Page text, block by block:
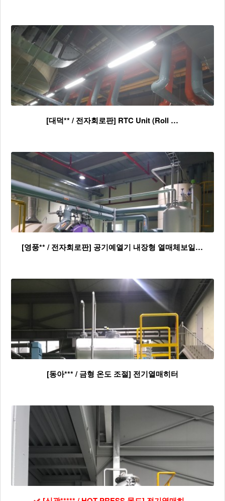
[대덕** / 전자회로판] RTC Unit (Roll …
[영풍** / 전자회로판] 공기예열기 내장형 열매체보일…
[동아*** / 금형 온도 조절] 전기열매히터